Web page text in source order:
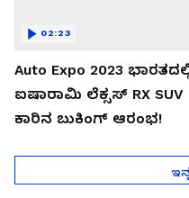
Auto Expo 2023 ಭಾರತದಲ್ಲಿ
ಐಷಾರಾಮಿ ಲೆಕ್ಸಸ್ RX SUV
ಕಾರಿನ ಬುಕಿಂಗ್ ಆರಂಭ!
02:23